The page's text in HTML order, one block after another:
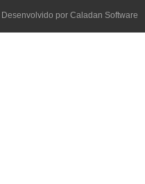
Desenvolvido por Caladan Software